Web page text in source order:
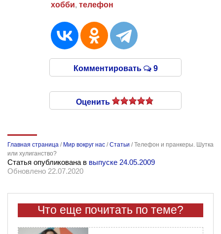
хобби, телефон
Комментировать 9
Оценить
Главная страница / Мир вокруг нас /Статьи /Телефон и пранкеры. Шутка
или хулиганство?
Статья опубликована в выпуске 24.05.2009
Обновлено 22.07.2020
Что еще почитать по теме?